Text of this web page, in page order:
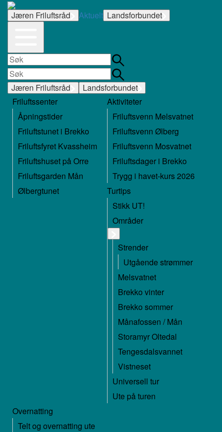
Jæren Friluftsråd Aktuelt Landsforbundet
Jæren Friluftsråd
Landsforbundet
Friluftssenter
Åpningstider
Friluftstunet i Brekko
Friluftsfyret Kvassheim
Friluftshuset på Orre
Friluftsgarden Mån
Ølbergtunet
Aktiviteter
Friluftsvenn Melsvatnet
Friluftsvenn Ølberg
Friluftsvenn Mosvatnet
Friluftsdager i Brekko
Trygg i havet-kurs 2026
Turtips
Stikk UT!
Områder
Strender
Utgående strømmer
Melsvatnet
Brekko vinter
Brekko sommer
Månafossen / Mån
Storamyr Oltedal
Tengesdalsvannet
Vistneset
Universell tur
Ute på turen
Overnatting
Telt og overnatting ute